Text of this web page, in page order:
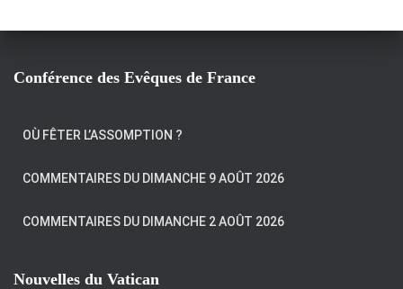
Conférence des Evêques de France
OÙ FÊTER L’ASSOMPTION ?
COMMENTAIRES DU DIMANCHE 9 AOÛT 2026
COMMENTAIRES DU DIMANCHE 2 AOÛT 2026
Nouvelles du Vatican